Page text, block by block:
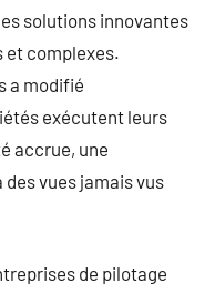
solutions innovantes
et complexes.
a modifié
exécutent leurs
accrue, une
vues jamais vus
de pilotage